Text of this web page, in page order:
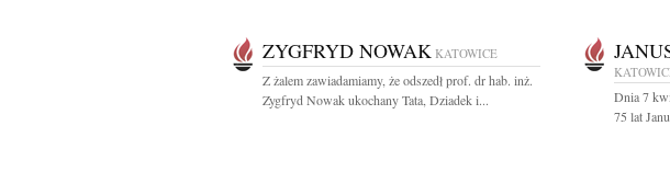
ZYGFRYD NOWAK KATOWICE
Z żalem zawiadamiamy, że odszedł prof. dr hab. inż.
Zygfryd Nowak ukochany Tata, Dziadek i...
Dnia 7
75 lat